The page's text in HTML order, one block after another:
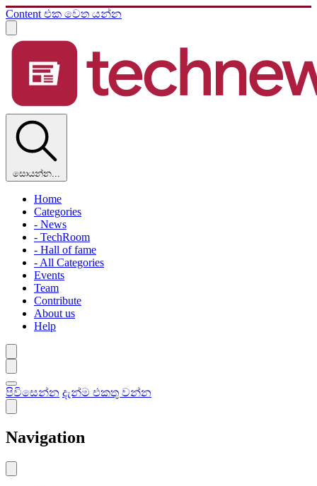
Content එක වෙත යන්න
සොයන්න...
Home
Categories
- News
- TechRoom
- Hall of fame
- All Categories
Events
Team
Contribute
About us
Help
පිවිසෙන්න දැන්ම එකතු වන්න
Navigation